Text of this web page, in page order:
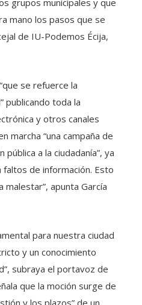
grupos municipales y que
mano los pasos que se
de IU-Podemos Écija,
se refuerce la
publicando toda la
y otros canales
marcha “una campaña de
pública a la ciudadanía”, ya
faltos de información. Esto
apunta García
para nuestra ciudad
y un conocimiento
subraya el portavoz de
que la moción surge de
y los plazos” de un